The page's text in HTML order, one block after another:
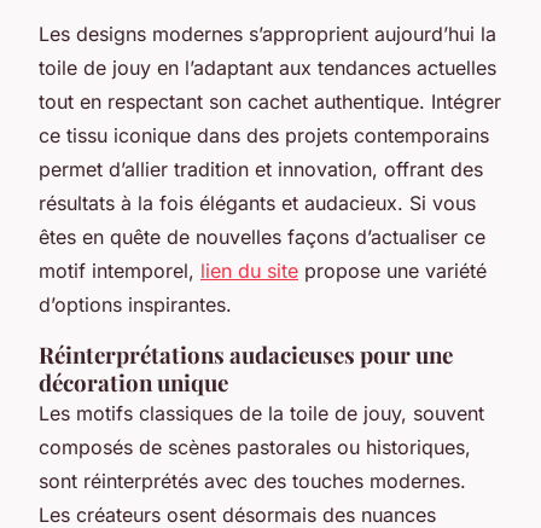
Les designs modernes s’approprient aujourd’hui la
toile de jouy en l’adaptant aux tendances actuelles
tout en respectant son cachet authentique. Intégrer
ce tissu iconique dans des projets contemporains
permet d’allier tradition et innovation, offrant des
résultats à la fois élégants et audacieux. Si vous
êtes en quête de nouvelles façons d’actualiser ce
motif intemporel, lien du site propose une variété
d’options inspirantes.
Réinterprétations audacieuses pour une
décoration unique
Les motifs classiques de la toile de jouy, souvent
composés de scènes pastorales ou historiques,
sont réinterprétés avec des touches modernes.
Les créateurs osent désormais des nuances